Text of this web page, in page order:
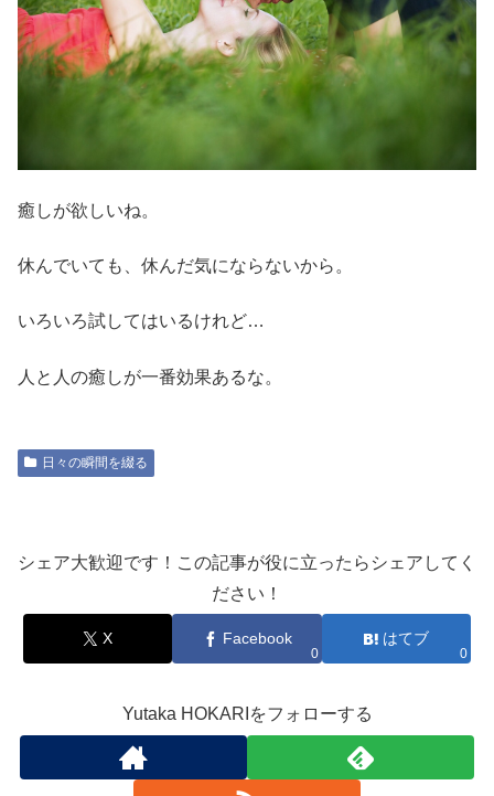
癒しが欲しいね。
休んでいても、休んだ気にならないから。
いろいろ試してはいるけれど…
人と人の癒しが一番効果あるな。
日々の瞬間を綴る
シェア大歓迎です！この記事が役に立ったらシェアしてく
ださい！
X Facebook
0
はてブ
0
Yutaka HOKARIをフォローする